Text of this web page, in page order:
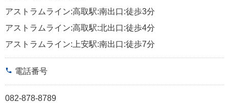
アストラムライン:高取駅:南出口:徒歩3分
アストラムライン:高取駅:北出口:徒歩4分
アストラムライン:上安駅:南出口:徒歩7分
phone 電話番号
082-878-8789